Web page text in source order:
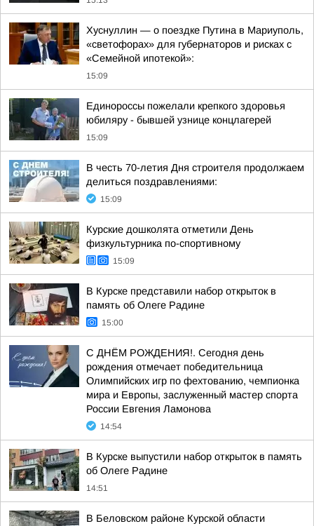
Хуснуллин — о поездке Путина в Мариуполь,
«светофорах» для губернаторов и рисках с
«Семейной ипотекой»:
15:09
Единороссы пожелали крепкого здоровья
юбиляру - бывшей узнице концлагерей
15:09
В честь 70-летия Дня строителя продолжаем
делиться поздравлениями:
15:09
Курские дошколята отметили День
физкультурника по-спортивному
15:09
В Курске представили набор открыток в
память об Олеге Радине
15:00
С ДНЁМ РОЖДЕНИЯ!. Сегодня день
рождения отмечает победительница
Олимпийских игр по фехтованию, чемпионка
мира и Европы, заслуженный мастер спорта
России Евгения Ламонова
14:54
В Курске выпустили набор открыток в память
об Олеге Радине
14:51
В Беловском районе Курской области